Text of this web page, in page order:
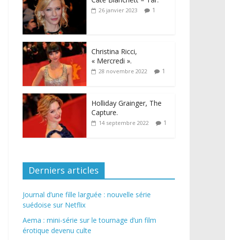
26 janvier 2023 1
Christina Ricci,
« Mercredi ».
28 novembre 2022 1
Holliday Grainger, The
Capture.
14 septembre 2022 1
Derniers articles
Journal d’une fille larguée : nouvelle série
suédoise sur Netflix
Aema : mini-série sur le tournage d’un film
érotique devenu culte